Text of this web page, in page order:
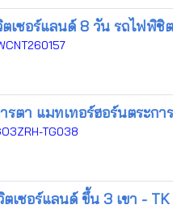
เซอร์แลนด์ 8 วัน รถไฟพิชิ
รตา แมทเทอร์ฮอร์นตระก
TG038
เซอร์แลนด์ ขึ้น 3 เขา - TK